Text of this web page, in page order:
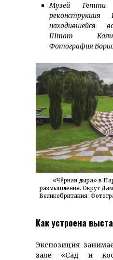
Музей
реконструкция
находившейся
Штат
Фотография
«Чёрная дыра» в
размышления. Округ
Великобритания.
Как устроена
Экспозиция
зале «Сад и